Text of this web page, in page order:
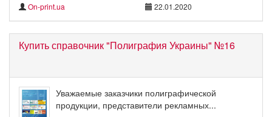
On-print.ua 22.01.2020
Купить справочник "Полиграфия Украины" №16
Уважаемые заказчики полиграфической
продукции, представители рекламных...